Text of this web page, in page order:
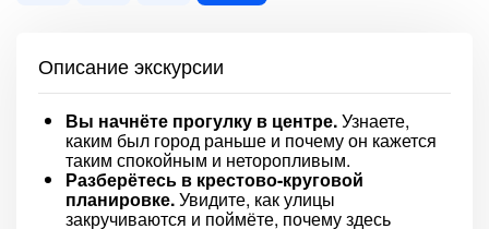
Описание экскурсии
Вы начнёте прогулку в центре.Узнаете,
каким был город раньше и почему он кажется
таким спокойным и неторопливым.
Разберётесь в крестово-круговой
планировке.Увидите, как улицы
закручиваются и поймёте, почему здесь